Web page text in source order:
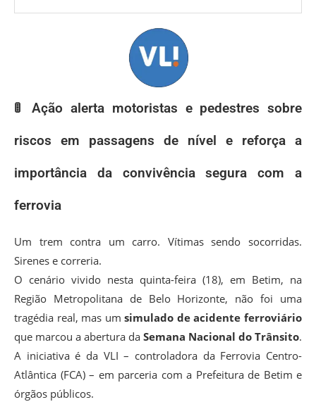
🚦 Ação alerta motoristas e pedestres sobre
riscos em passagens de nível e reforça a
importância da convivência segura com a
ferrovia
Um trem contra um carro. Vítimas sendo socorridas.
Sirenes e correria.
O cenário vivido nesta quinta-feira (18), em Betim, na
Região Metropolitana de Belo Horizonte, não foi uma
tragédia real, mas umsimulado de acidente ferroviário
que marcou a abertura da Semana Nacional do Trânsito.
A iniciativa é da VLI – controladora da Ferrovia Centro-
Atlântica (FCA) – em parceria com a Prefeitura de Betim e
órgãos públicos.